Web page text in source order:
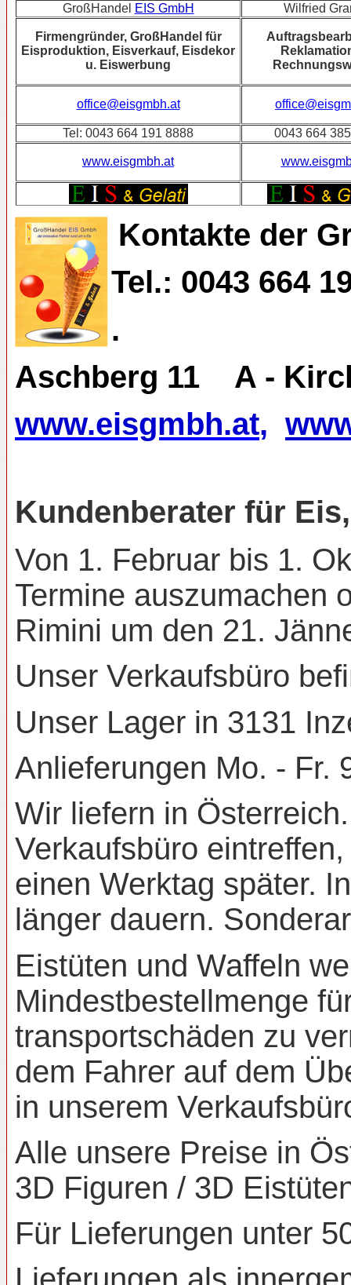
GroßHandel EIS GmbH Wilfried
Firmengründer, GroßHandel für
Eisproduktion, Eisverkauf, Eisdekor
u. Eiswerbung
office@eisgmbh.at
Tel: 0043 664 191 8888 0043 664
www.eisgmbh.at
Kontakte der
Tel.: 0043 664
.
Aschberg 11 A -
www.eisgmbh.at,
Kundenberater für
Von 1. Februar bis 1.
Termine auszumachen
Rimini um den 21.
Unser Verkaufsbüro
Unser Lager in 3131
Anlieferungen Mo. - Fr.
Wir liefern in
Verkaufsbüro
einen Werktag später.
länger dauern.
Eistüten und Waffeln
Mindestbestellmenge
transportschäden zu
dem Fahrer auf dem
in unserem
Alle unsere Preise in
3D Figuren / 3D
Für Lieferungen unter